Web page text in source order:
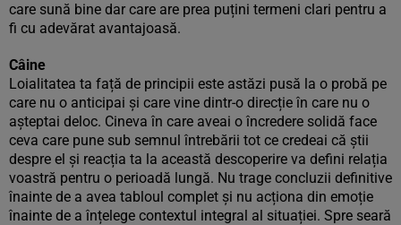
care sună bine dar care are prea puțini termeni clari pentru a
fi cu adevărat avantajoasă.
Câine
Loialitatea ta față de principii este astăzi pusă la o probă pe
care nu o anticipai și care vine dintr-o direcție în care nu o
așteptai deloc. Cineva în care aveai o încredere solidă face
ceva care pune sub semnul întrebării tot ce credeai că știi
despre el și reacția ta la această descoperire va defini relația
voastră pentru o perioadă lungă. Nu trage concluzii definitive
înainte de a avea tabloul complet și nu acționa din emoție
înainte de a înțelege contextul integral al situației. Spre seară